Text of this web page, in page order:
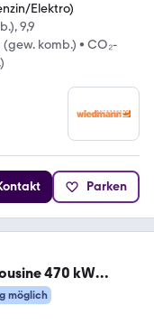
Elektro)
9,9
komb.) • CO₂-
Parken
470 kW
möglich